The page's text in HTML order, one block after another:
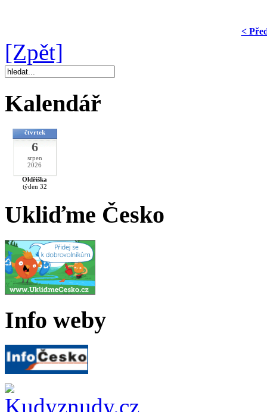
<
[Zpět]
Kalendář
čtvrtek
6
srpen
2026
Oldřiška
týden 32
Ukliďme Česko
Info weby